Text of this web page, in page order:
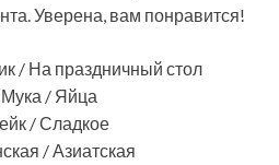
Уверена, вам понравится!
/ На праздничный стол
/ Яйца
/ Сладкое
/ Азиатская